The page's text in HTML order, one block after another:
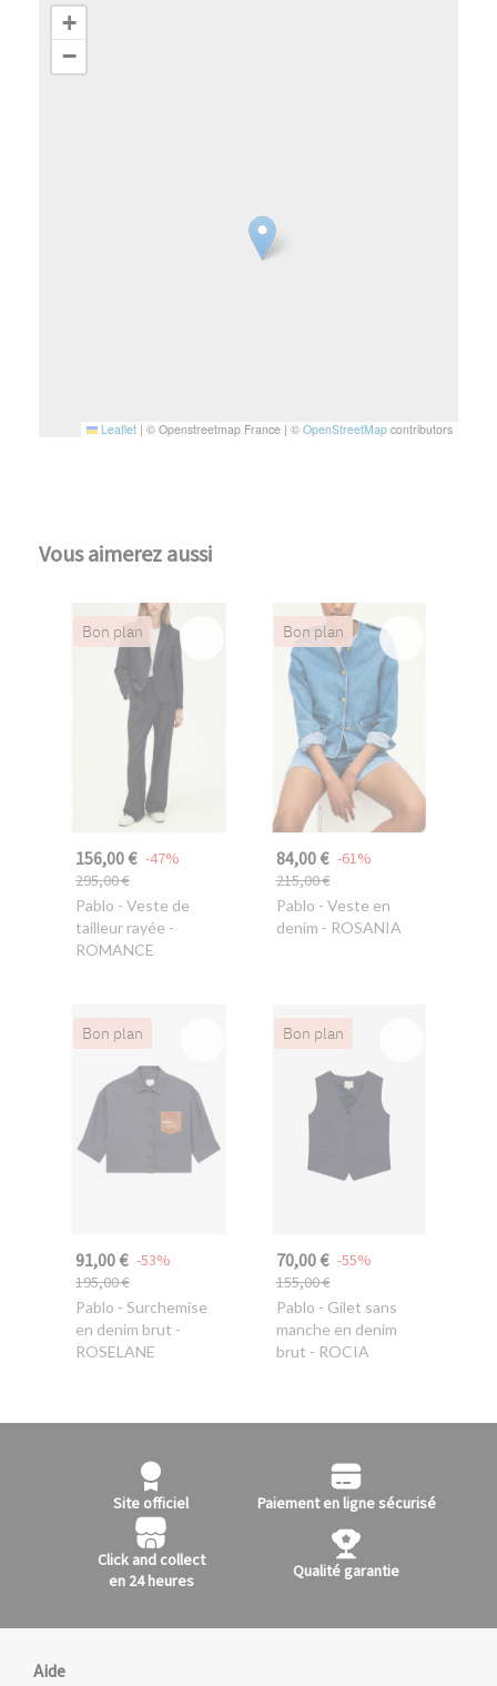
+
−
Leaflet | © Openstreetmap France | © OpenStreetMap contributors
Vous aimerez aussi
Bon plan
156,00 €
295,00 €
-47%
Pablo - Veste de
tailleur rayée -
ROMANCE
Bon plan
84,00 €
215,00 €
-61%
Pablo - Veste en
denim - ROSANIA
Bon plan
91,00 €
195,00 €
-53%
Pablo - Surchemise
en denim brut -
ROSELANE
Bon plan
70,00 €
155,00 €
-55%
Pablo - Gilet sans
manche en denim
brut - ROCIA
Site officiel Paiement en ligne sécurisé
Click and collect
en 24 heures
Qualité garantie
Aide